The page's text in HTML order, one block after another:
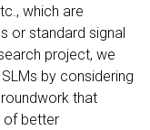
which are
or standard signal
project, we
by considering
that
of better